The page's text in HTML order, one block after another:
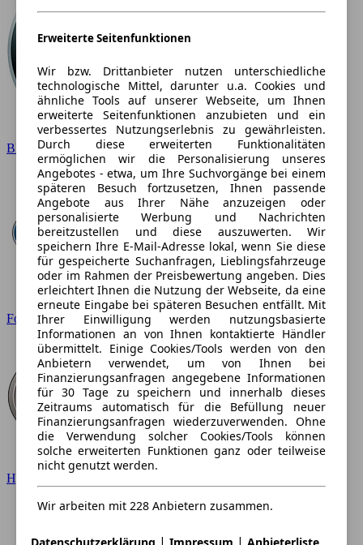
BMW
Ford
Hyundai
Erweiterte Seitenfunktionen
Wir bzw. Drittanbieter nutzen unterschiedliche
technologische Mittel, darunter u.a. Cookies und
ähnliche Tools auf unserer Webseite, um Ihnen
erweiterte Seitenfunktionen anzubieten und ein
verbessertes Nutzungserlebnis zu gewährleisten.
Durch diese erweiterten Funktionalitäten
ermöglichen wir die Personalisierung unseres
Angebotes - etwa, um Ihre Suchvorgänge bei einem
späteren Besuch fortzusetzen, Ihnen passende
Angebote aus Ihrer Nähe anzuzeigen oder
personalisierte Werbung und Nachrichten
bereitzustellen und diese auszuwerten. Wir
speichern Ihre E-Mail-Adresse lokal, wenn Sie diese
für gespeicherte Suchanfragen, Lieblingsfahrzeuge
oder im Rahmen der Preisbewertung angeben. Dies
erleichtert Ihnen die Nutzung der Webseite, da eine
erneute Eingabe bei späteren Besuchen entfällt. Mit
Ihrer Einwilligung werden nutzungsbasierte
Informationen an von Ihnen kontaktierte Händler
übermittelt. Einige Cookies/Tools werden von den
Anbietern verwendet, um von Ihnen bei
Finanzierungsanfragen angegebene Informationen
für 30 Tage zu speichern und innerhalb dieses
Zeitraums automatisch für die Befüllung neuer
Finanzierungsanfragen wiederzuverwenden. Ohne
die Verwendung solcher Cookies/Tools können
solche erweiterten Funktionen ganz oder teilweise
nicht genutzt werden.
Wir arbeiten mit 228 Anbietern zusammen.
Datenschutzerklärung | Impressum | Anbieterliste